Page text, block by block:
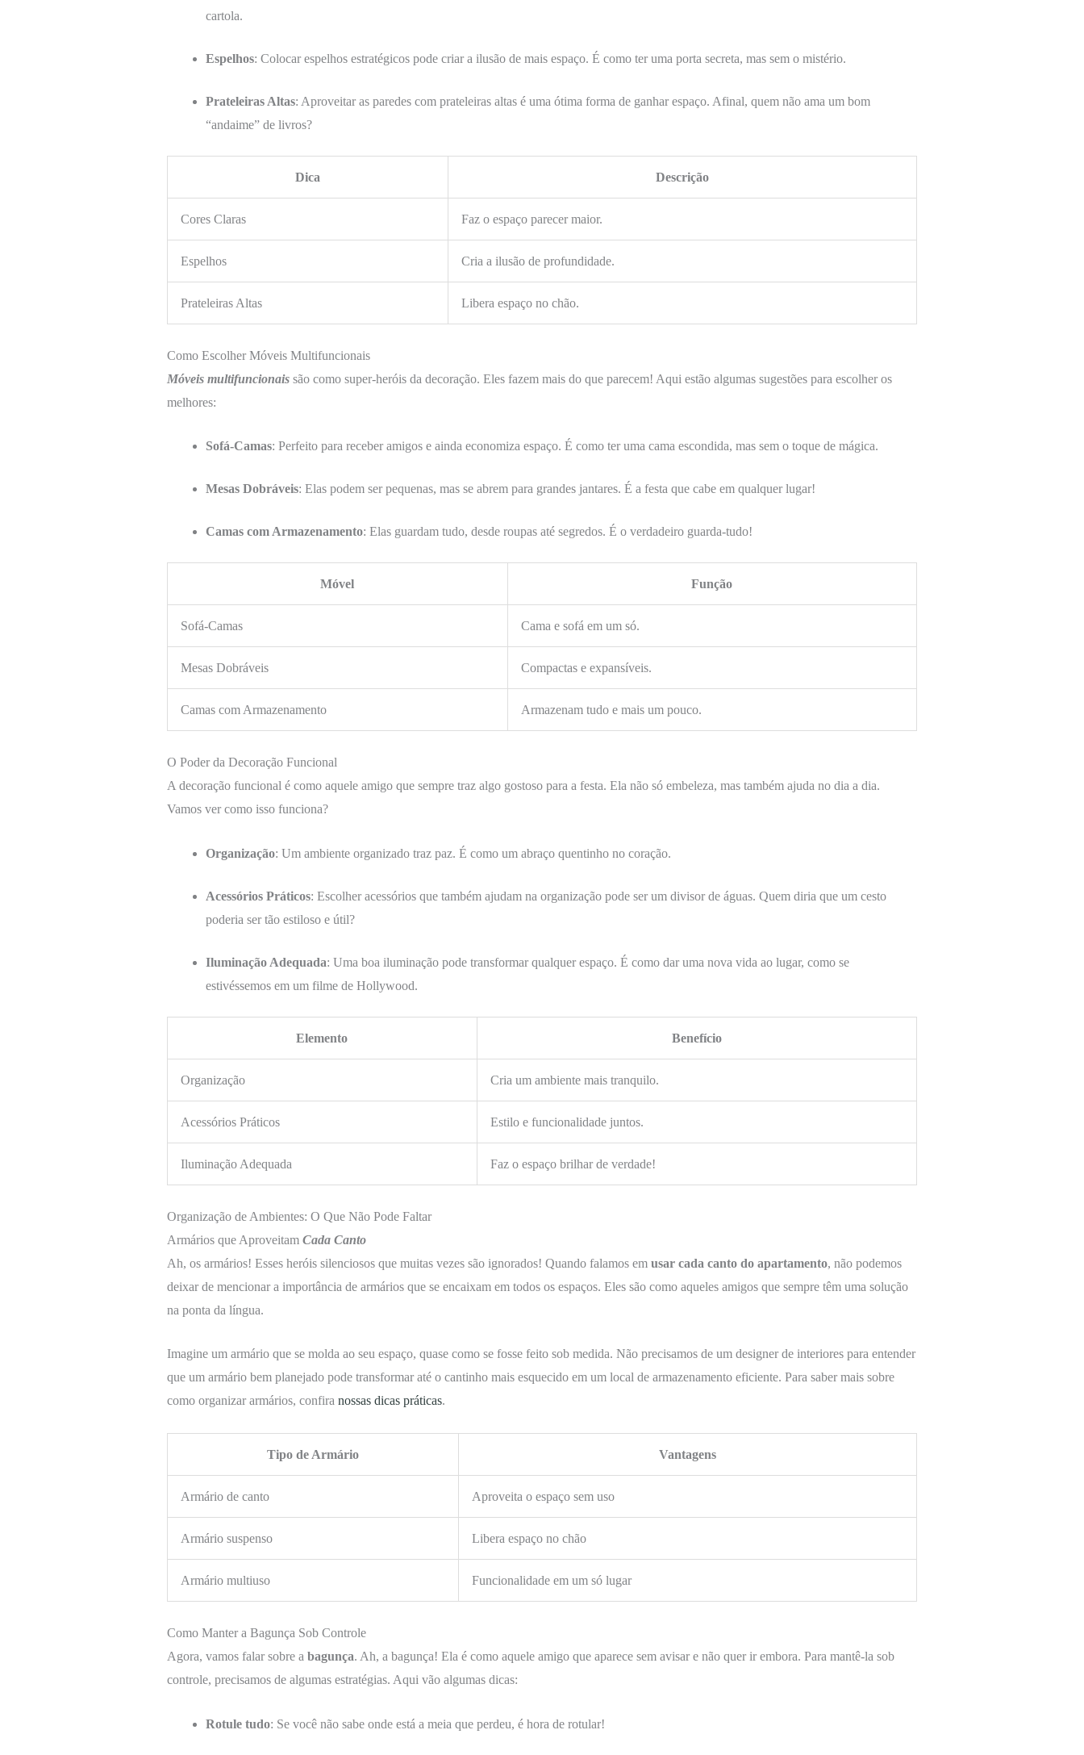
cartola.
Espelhos: Colocar espelhos estratégicos pode criar a ilusão de mais espaço. É como ter uma porta secreta, mas sem o mistério.
Prateleiras Altas: Aproveitar as paredes com prateleiras altas é uma ótima forma de ganhar espaço. Afinal, quem não ama um bom
“andaime” de livros?
Dica Descrição
Cores Claras Faz o espaço parecer maior.
Espelhos Cria a ilusão de profundidade.
Prateleiras Altas Libera espaço no chão.
Como Escolher Móveis Multifuncionais
Móveis multifuncionaissão como super-heróis da decoração. Eles fazem mais do que parecem! Aqui estão algumas sugestões para escolher os
melhores:
Sofá-Camas: Perfeito para receber amigos e ainda economiza espaço. É como ter uma cama escondida, mas sem o toque de mágica.
Mesas Dobráveis: Elas podem ser pequenas, mas se abrem para grandes jantares. É a festa que cabe em qualquer lugar!
Camas com Armazenamento: Elas guardam tudo, desde roupas até segredos. É o verdadeiro guarda-tudo!
Móvel Função
Sofá-Camas Cama e sofá em um só.
Mesas Dobráveis Compactas e expansíveis.
Camas com Armazenamento Armazenam tudo e mais um pouco.
O Poder da Decoração Funcional
A decoração funcional é como aquele amigo que sempre traz algo gostoso para a festa. Ela não só embeleza, mas também ajuda no dia a dia.
Vamos ver como isso funciona?
Organização: Um ambiente organizado traz paz. É como um abraço quentinho no coração.
Acessórios Práticos: Escolher acessórios que também ajudam na organização pode ser um divisor de águas. Quem diria que um cesto
poderia ser tão estiloso e útil?
Iluminação Adequada: Uma boa iluminação pode transformar qualquer espaço. É como dar uma nova vida ao lugar, como se
estivéssemos em um filme de Hollywood.
Elemento Benefício
Organização Cria um ambiente mais tranquilo.
Acessórios Práticos Estilo e funcionalidade juntos.
Iluminação Adequada Faz o espaço brilhar de verdade!
Organização de Ambientes: O Que Não Pode Faltar
Armários que Aproveitam Cada Canto
Ah, os armários! Esses heróis silenciosos que muitas vezes são ignorados! Quando falamos em usar cada canto do apartamento, não podemos
deixar de mencionar a importância de armários que se encaixam em todos os espaços. Eles são como aqueles amigos que sempre têm uma solução
na ponta da língua.
Imagine um armário que se molda ao seu espaço, quase como se fosse feito sob medida. Não precisamos de um designer de interiores para entender
que um armário bem planejado pode transformar até o cantinho mais esquecido em um local de armazenamento eficiente. Para saber mais sobre
como organizar armários, confira nossas dicas práticas.
Tipo de Armário Vantagens
Armário de canto Aproveita o espaço sem uso
Armário suspenso Libera espaço no chão
Armário multiuso Funcionalidade em um só lugar
Como Manter a Bagunça Sob Controle
Agora, vamos falar sobre a bagunça. Ah, a bagunça! Ela é como aquele amigo que aparece sem avisar e não quer ir embora. Para mantê-la sob
controle, precisamos de algumas estratégias. Aqui vão algumas dicas:
Rotule tudo: Se você não sabe onde está a meia que perdeu, é hora de rotular!